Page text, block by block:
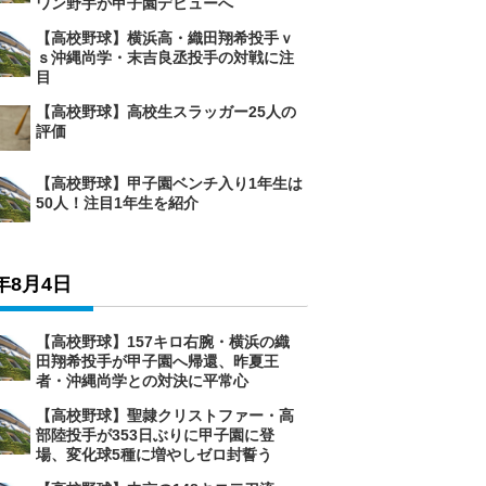
【高校野球】横浜高・織田翔希投手ｖ
ｓ沖縄尚学・末吉良丞投手の対戦に注
目
【高校野球】高校生スラッガー25人の
評価
【高校野球】甲子園ベンチ入り1年生は
50人！注目1年生を紹介
8月4日
【高校野球】157キロ右腕・横浜の織
田翔希投手が甲子園へ帰還、昨夏王
者・沖縄尚学との対決に平常心
【高校野球】聖隷クリストファー・高
部陸投手が353日ぶりに甲子園に登
場、変化球5種に増やしゼロ封誓う